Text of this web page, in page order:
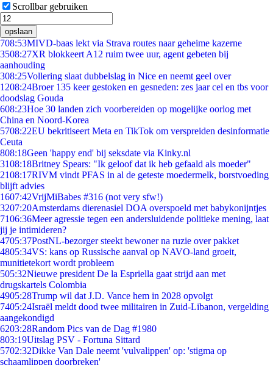
Scrollbar gebruiken
opslaan
708:53MIVD-baas lekt via Strava routes naar geheime kazerne
3508:27XR blokkeert A12 ruim twee uur, agent gebeten bij
aanhouding
308:25Vollering slaat dubbelslag in Nice en neemt geel over
1208:24Broer 135 keer gestoken en gesneden: zes jaar cel en tbs voor
doodslag Gouda
608:23Hoe 30 landen zich voorbereiden op mogelijke oorlog met
China en Noord-Korea
5708:22EU bekritiseert Meta en TikTok om verspreiden desinformatie
Ceuta
808:18Geen 'happy end' bij seksdate via Kinky.nl
3108:18Britney Spears: "Ik geloof dat ik heb gefaald als moeder"
2108:17RIVM vindt PFAS in al de geteste moedermelk, borstvoeding
blijft advies
1607:42VrijMiBabes #316 (not very sfw!)
3207:20Amsterdams dierenasiel DOA overspoeld met babykonijntjes
7106:36Meer agressie tegen een andersluidende politieke mening, laat
jij je intimideren?
4705:37PostNL-bezorger steekt bewoner na ruzie over pakket
4805:34VS: kans op Russische aanval op NAVO-land groeit,
munitietekort wordt probleem
505:32Nieuwe president De la Espriella gaat strijd aan met
drugskartels Colombia
4905:28Trump wil dat J.D. Vance hem in 2028 opvolgt
7405:24Israël meldt dood twee militairen in Zuid-Libanon, vergelding
aangekondigd
6203:28Random Pics van de Dag #1980
803:19Uitslag PSV - Fortuna Sittard
5702:32Dikke Van Dale neemt 'vulvalippen' op: 'stigma op
schaamlippen doorbreken'